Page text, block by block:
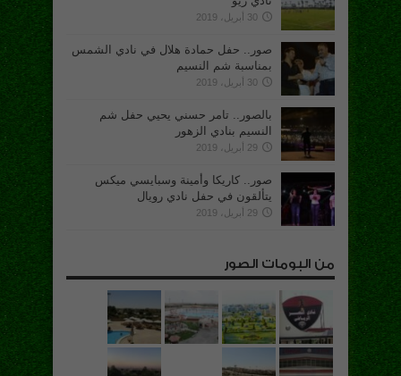
30 أبريل، 2019
صور.. حفل حمادة هلال في نادي الشمس
بمناسبة شم النسيم
30 أبريل، 2019
بالصور.. تامر حسني يحيي حفل شم
النسيم بنادي الزهور
29 أبريل، 2019
صور.. كاريكا وأمينة وسبايسي ميكس
يتألقون في حفل نادي رويال
29 أبريل، 2019
من البومات الصور